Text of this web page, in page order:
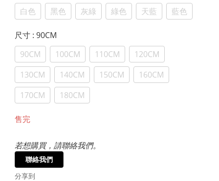
白色
黑色 灰綠 綠色 天藍 藍色
尺寸 : 90CM
90CM
100CM 110CM
120CM
130CM
140CM 150CM
160CM
170CM
180CM
售完
若想購買，請聯絡我們。
聯絡我們
分享到